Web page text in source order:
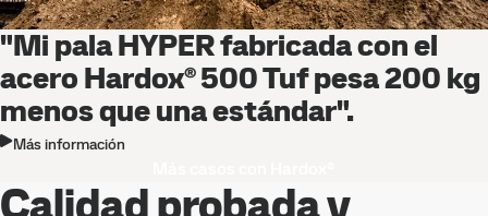
"Mi pala HYPER fabricada con el
acero Hardox® 500 Tuf pesa 200 kg
menos que una estándar".
Más información